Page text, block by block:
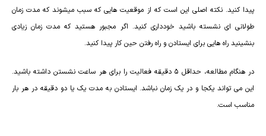
پیدا کنید. نکته اصلی این است که از موقعیت هایی که سبب میشوند که مدت زمان
طولانی ای نشسته باشید خودداری کنید. اگر مجبور هستید که مدت زمان زیادی
بنشینید راه هایی برای ایستادن و راه رفتن حین کار پیدا کنید.
در هنگام مطالعه، حداقل 5 دقیقه فعالیت را برای هر ساعت نشستن داشته باشید.
این می تواند یکجا و در یک زمان نباشد. ایستادن به مدت یک یا دو دقیقه در هر بار
مناسب است.